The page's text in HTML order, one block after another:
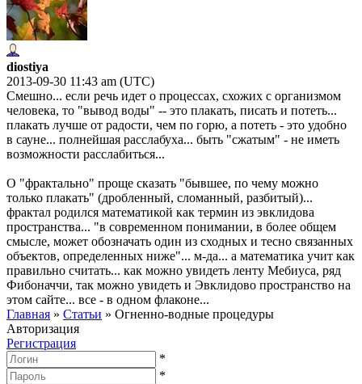
diostiya
2013-09-30 11:43 am (UTC)
Смешно... если речь идет о процессах, схожих с организмом
человека, то "вывод воды" -- это плакать, писать и потеть...
плакать лучше от радости, чем по горю, а потеть - это удобно
в сауне... полнейшая расслабуха... быть "сжатым" - не иметь
возможности расслабиться...
О "фрактально" проще сказать "бывшее, по чему можно
только плакать" (дробленный, сломанный, разбитый)...
фрактал родился математикой как термин из эвклидова
пространства... "в современном понимании, в более общем
смысле, может обозначать один из сходных и тесно связанных
объектов, определенных ниже"... м-да... а математика учит как
правильно считать... как можно увидеть ленту Мебиуса, ряд
Фибоначчи, так можно увидеть и Эвклидово пространство на
этом сайте... все - в одном флаконе...
Главная » Статьи » Огненно-водные процедуры
Авторизация
Регистрация
*
*